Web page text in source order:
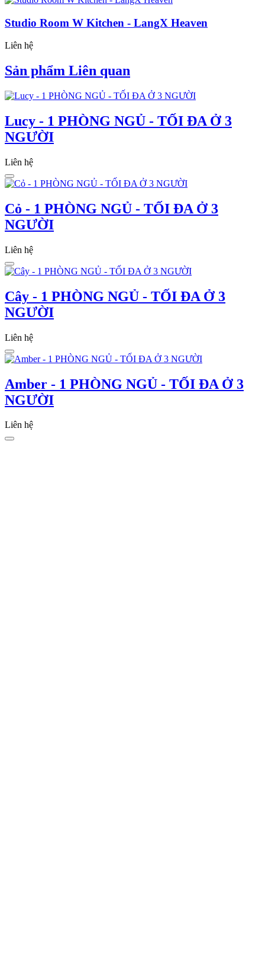
Studio Room W Kitchen - LangX Heaven
Liên hệ
Sản phẩm Liên quan
Lucy - 1 PHÒNG NGỦ - TỐI ĐA Ở 3
NGƯỜI
Liên hệ
Cỏ - 1 PHÒNG NGỦ - TỐI ĐA Ở 3
NGƯỜI
Liên hệ
Cây - 1 PHÒNG NGỦ - TỐI ĐA Ở 3
NGƯỜI
Liên hệ
Amber - 1 PHÒNG NGỦ - TỐI ĐA Ở 3
NGƯỜI
Liên hệ